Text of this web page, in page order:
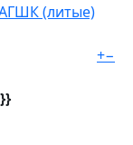
(литые)
+−